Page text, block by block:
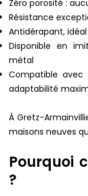
Zéro porosité :
Résistance
Antidérapant,
Disponible en
métal
Compatible avec
adaptabilité
À Gretz-
maisons neuves
Pourquoi
?